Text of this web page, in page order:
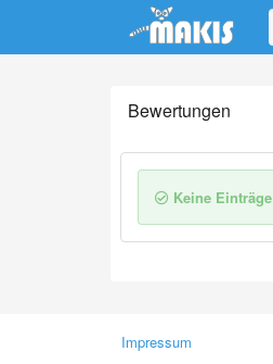
Update cookies preferences
Bewertungen
Keine Einträge
Impressum